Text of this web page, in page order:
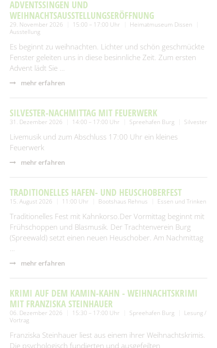
Fundtiere
Zahlen & Statistik
Formularservice
Spielplätze
Spenden & Sponsoring
Tourismus
ADVENTSSINGEN UND
WEIHNACHTSAUSSTELLUNGSERÖFFNUNG
29. November 2026 15:00 – 17:00 Uhr
Heimatmuseum Dissen
Ausstellung
Es beginnt zu weihnachten. Lichter und schön geschmückte
Fenster geleiten uns in diese besinnliche Zeit. Zum ersten
Advent lädt Sie …
mehr erfahren
SILVESTER-NACHMITTAG MIT FEUERWERK
31. Dezember 2026 14:00 – 17:00 Uhr Spreehafen Burg Silvester
Livemusik und zum Abschluss 17:00 Uhr ein kleines
Feuerwerk
mehr erfahren
TRADITIONELLES HAFEN- UND HEUSCHOBERFEST
15. August 2026 11:00 Uhr Bootshaus Rehnus Essen und Trinken
Traditionelles Fest mit Kahnkorso.Der Vormittag beginnt mit
Frühschoppen und Blasmusik. Der Trachtenverein Burg
(Spreewald) setzt einen neuen Heuschober. Am Nachmittag
…
mehr erfahren
KRIMI AUF DEM KAMIN-KAHN - WEIHNACHTSKRIMI
MIT FRANZISKA STEINHAUER
06. Dezember 2026 15:30 – 17:00 Uhr Spreehafen Burg
Lesung /
Vortrag
Franziska Steinhauer liest aus einem ihrer Weihnachtskrimis.
Die psychologisch fundierten und ausgefeilten
SUCHEN